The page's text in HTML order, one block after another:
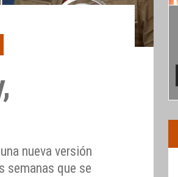
nueva versión
semanas que se